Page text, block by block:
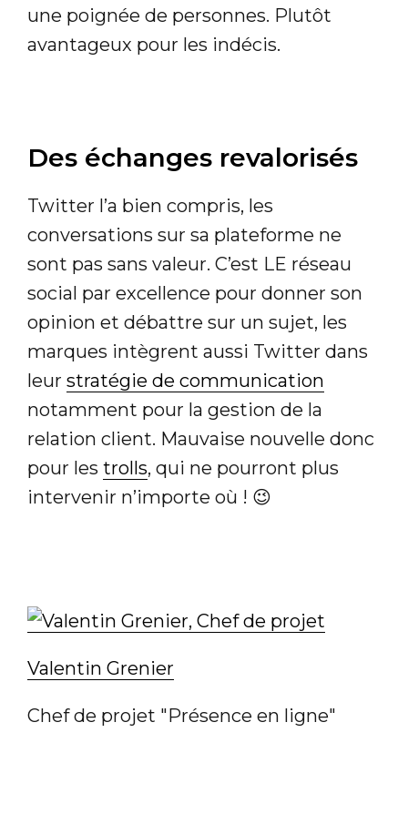
une poignée de personnes. Plutôt
avantageux pour les indécis.
Des échanges revalorisés
Twitter l’a bien compris, les
conversations sur sa plateforme ne
sont pas sans valeur. C’est LE réseau
social par excellence pour donner son
opinion et débattre sur un sujet, les
marques intègrent aussi Twitter dans
leur stratégie de communication
notamment pour la gestion de la
relation client. Mauvaise nouvelle donc
pour les trolls, qui ne pourront plus
intervenir n’importe où ! 😉
Valentin Grenier
Chef de projet "Présence en ligne"